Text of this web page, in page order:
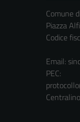
Comune
Piazza
Codice
Email:
PEC: